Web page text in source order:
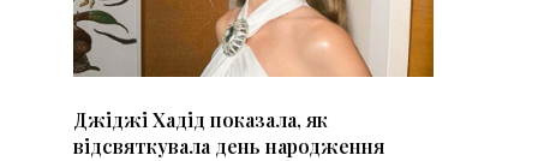
Джіджі Хадід показала, як
відсвяткувала день народження